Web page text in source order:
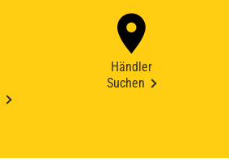
Händler
Suchen